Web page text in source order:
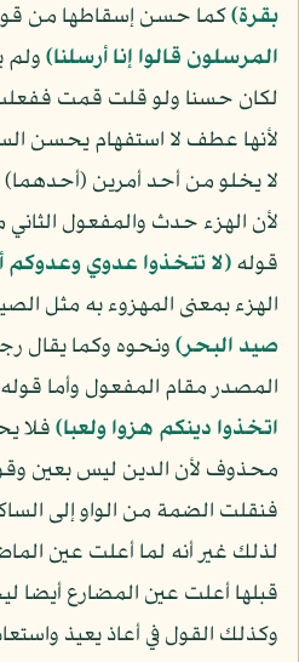
بقرة﴾كما حسن إسقاطها من
المرسلون قالوا إنا أرسلنا﴾ولم
لكان حسنا ولو قلت قمت
لأنها عطف لا استفهام يحسن
لا يخلو من أحد أمرين
لأن الهزء حدث والمفعول
قوله﴿لا تتخذوا عدوي وعدوكم
الهزء بمعنى المهزوء به مثل
صيد البحر﴾ونحوه وكما يقال
المصدر مقام المفعول وأما
اتخذوا دينكم هزوا ولعبا﴾فلا
محذوف لأن الدين ليس بعين
فنقلت الضمة من الواو إلى
لذلك غير أنه لما أعلت عين
قبلها أعلت عين المضارع أيضا
وكذلك القول في أعاذ يعيذ